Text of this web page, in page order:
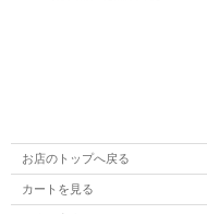
お店のトップへ戻る
カートを見る